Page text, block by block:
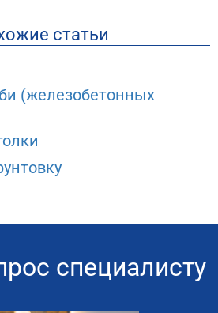
статьи
(железобетонных
специалисту